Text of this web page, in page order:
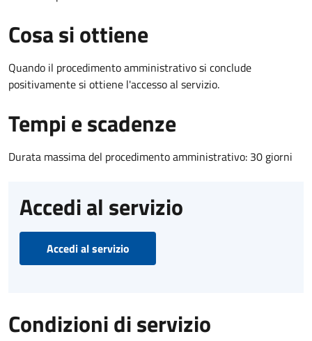
Cosa si ottiene
Quando il procedimento amministrativo si conclude
positivamente si ottiene l'accesso al servizio.
Tempi e scadenze
Durata massima del procedimento amministrativo: 30 giorni
Accedi al servizio
Accedi al servizio
Condizioni di servizio